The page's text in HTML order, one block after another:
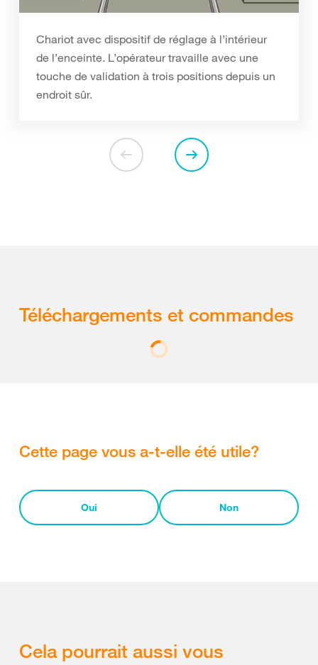
Chariot avec dispositif de réglage à l’intérieur
de l’enceinte. L’opérateur travaille avec une
touche de validation à trois positions depuis un
endroit sûr.
Téléchargements et commandes
Cette page vous a-t-elle été utile?
Oui Non
Cela pourrait aussi vous